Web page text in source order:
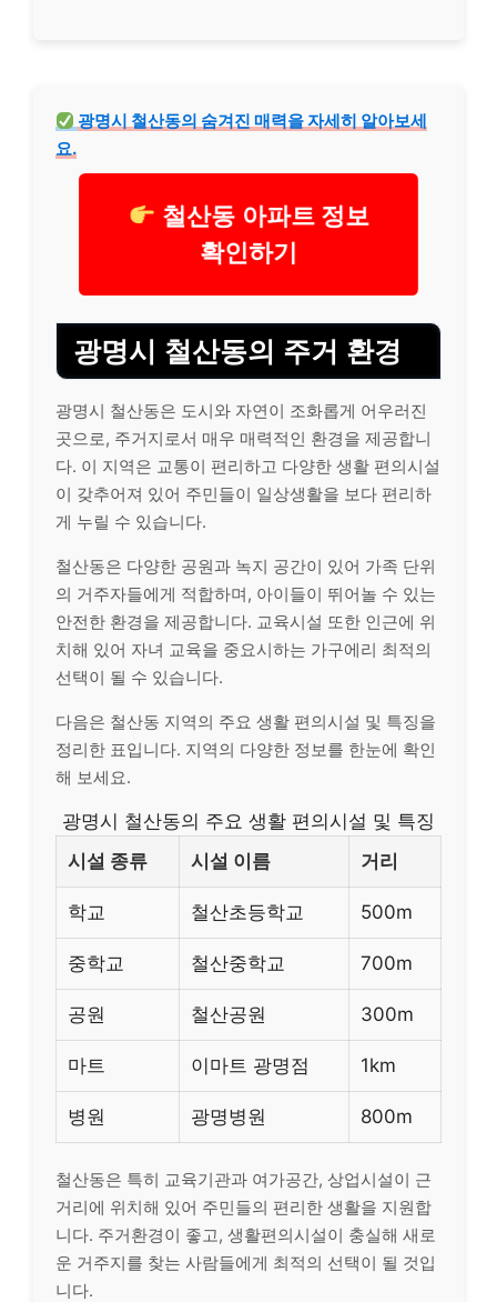
광명시 철산동의 숨겨진 매력을 자세히 알아보세
요.
철산동 아파트 정보
확인하기
광명시 철산동의 주거 환경
광명시 철산동은 도시와 자연이 조화롭게 어우러진
곳으로, 주거지로서 매우 매력적인 환경을 제공합니
다. 이 지역은 교통이 편리하고 다양한 생활 편의시설
이 갖추어져 있어 주민들이 일상생활을 보다 편리하
게 누릴 수 있습니다.
철산동은 다양한 공원과 녹지 공간이 있어 가족 단위
의 거주자들에게 적합하며, 아이들이 뛰어놀 수 있는
안전한 환경을 제공합니다. 교육시설 또한 인근에 위
치해 있어 자녀 교육을 중요시하는 가구에리 최적의
선택이 될 수 있습니다.
다음은 철산동 지역의 주요 생활 편의시설 및 특징을
정리한 표입니다. 지역의 다양한 정보를 한눈에 확인
해 보세요.
광명시 철산동의 주요 생활 편의시설 및 특징
시설 종류
시설 이름 거리
학교 철산초등학교 500m
중학교 철산중학교 700m
공원 철산공원 300m
마트 이마트 광명점 1km
병원 광명병원 800m
철산동은 특히 교육기관과 여가공간, 상업시설이 근
거리에 위치해 있어 주민들의 편리한 생활을 지원합
니다. 주거환경이 좋고, 생활편의시설이 충실해 새로
운 거주지를 찾는 사람들에게 최적의 선택이 될 것입
니다.